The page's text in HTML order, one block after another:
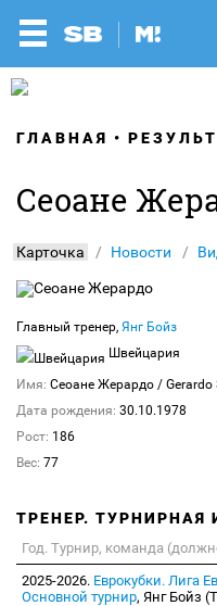
ГЛАВНАЯ
Сеоане
Карточка Новости
Главный тренер, Янг Бойз
Швейцария
Имя: Сеоане Жерардо / Gerardo
Дата рождения: 30.10.1978
Рост: 186
Вес: 77
ТРЕНЕР. ТУРНИРНАЯ
Год. Турнир, команда
2025-2026. Еврокубки. Лига
Основной турнир, Янг Бойз